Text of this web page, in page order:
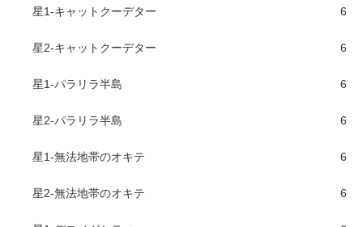
星1-キャットクーデター 6
星2-キャットクーデター 6
星1-パラリラ半島 6
星2-パラリラ半島 6
星1-無法地帯のオキテ 6
星2-無法地帯のオキテ 6